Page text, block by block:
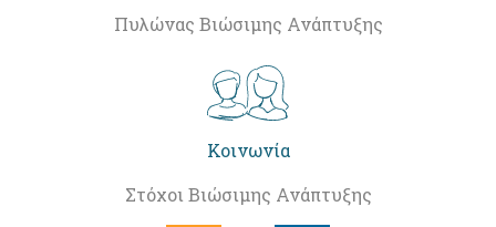
Πυλώνας Βιώσιμης Ανάπτυξης
Κοινωνία
Στόχοι Βιώσιμης Ανάπτυξης